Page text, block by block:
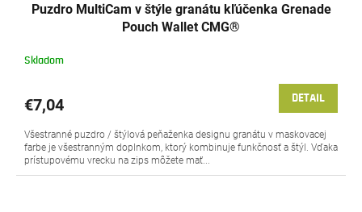
Puzdro MultiCam v štýle granátu kľúčenka Grenade
Pouch Wallet CMG®
Skladom
€7,04 DETAIL
Všestranné puzdro / štýlová peňaženka designu granátu v maskovacej
farbe je všestranným doplnkom, ktorý kombinuje funkčnosť a štýl. Vďaka
prístupovému vrecku na zips môžete mať...